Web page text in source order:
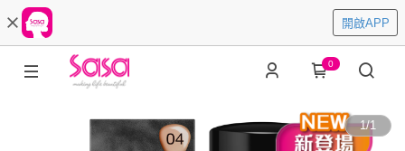
開啟APP
0
1/1